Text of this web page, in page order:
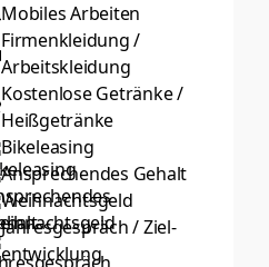
Mobiles Arbeiten
Firmenkleidung /
Arbeitskleidung
Kostenlose Getränke /
Heißgetränke
Bikeleasing
Ansprechendes Gehalt
Weihnachtsgeld
Jahresgespräch / Ziel­
entwicklung